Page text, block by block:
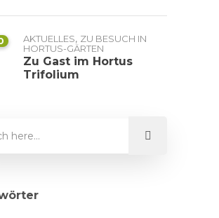
AKTUELLES, ZU BESUCH IN
HORTUS-GÄRTEN
Zu Gast im Hortus
Trifolium